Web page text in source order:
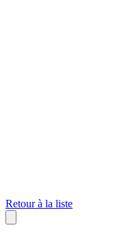
Retour à la liste